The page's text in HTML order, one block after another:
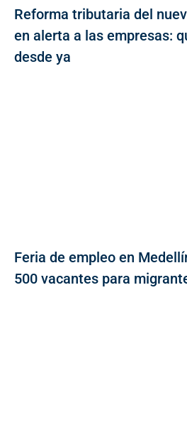
Reforma tributaria del
en alerta a las empresas:
desde ya
Feria de empleo en
500 vacantes para